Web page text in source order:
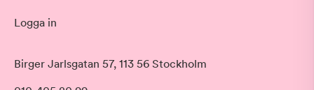
Logga in
Birger Jarlsgatan 57, 113 56 Stockholm